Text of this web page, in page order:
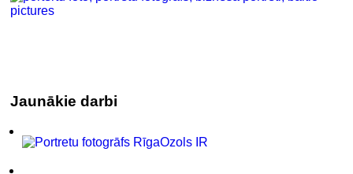
Jaunākie darbi
Ozols IR